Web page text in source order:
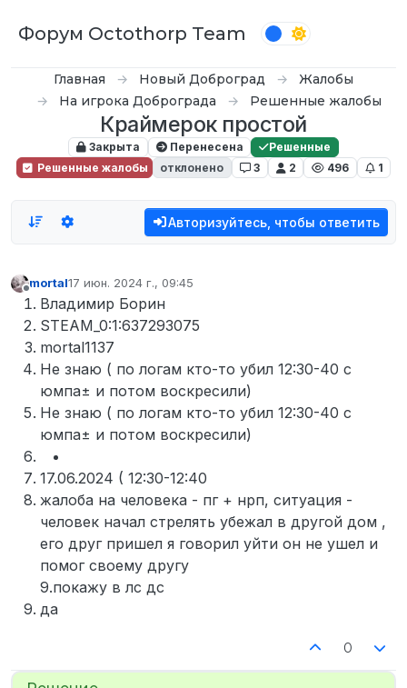
Форум Octothorp Team
Главная Новый Доброград
Жалобы
На игрока Доброграда
Решенные жалобы
Краймерок простой
Закрыта Перенесена
Решенные
Решенные жалобы
отклонено 3 2 496 1
Авторизуйтесь, чтобы ответить
Не в сети
mortal17 июн. 2024 г., 09:45
отредактировано
Владимир Борин
STEAM_0:1:637293075
mortal1137
Не знаю ( по логам кто-то убил 12:30-40 с
юмпа± и потом воскресили)
Не знаю ( по логам кто-то убил 12:30-40 с
юмпа± и потом воскресили)
17.06.2024 ( 12:30-12:40
жалоба на человека - пг + нрп, ситуация -
человек начал стрелять убежал в другой дом ,
его друг пришел я говорил уйти он не ушел и
помог своему другу
9.покажу в лс дс
да
0